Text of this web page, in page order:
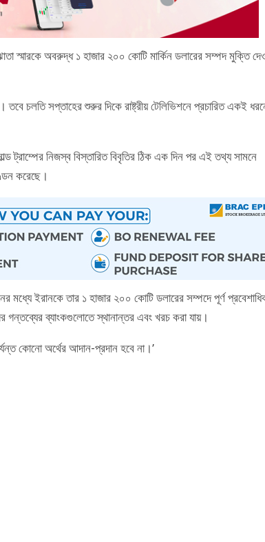
স্মারকে অবরুদ্ধ ১ হাজার ২০০ কোটি মার্কিন ডলারের সম্পদ মুক্তি
তবে চলতি সপ্তাহের শুরুর দিকে রাষ্ট্রীয় টেলিভিশনে প্রচারিত একই
ট্রাম্পের নিজস্ব বিস্তারিত বিবৃতির ঠিক এক দিন পর এই তথ্য সামনে
করেছে।
মধ্যে ইরানকে তার ১ হাজার ২০০ কোটি ডলারের সম্পদে পূর্ণ
গন্তব্যের ব্যাংকগুলোতে স্থানান্তর এবং খরচ করা যায়।
কোনো অর্থের আদান-প্রদান হবে না।’